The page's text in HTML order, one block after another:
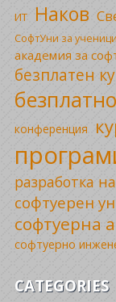
ИТ Наков
СофтУни за ученици
академия за
безплатен
безплатно
конференция
разработка
софтуерен
софтуерна
софтуерно
CATEGORIES